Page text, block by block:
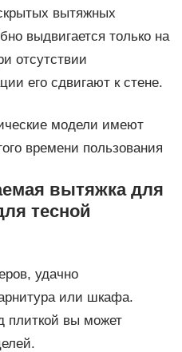
вытяжных
выдвигается только на
отсутствии
его сдвигают к стене.
модели имеют
времени пользования
вытяжка для
тесной
удачно
или шкафа.
плиткой вы может